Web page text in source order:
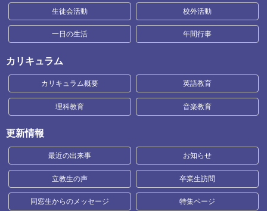
生徒会活動 校外活動
一日の生活 年間行事
カリキュラム
カリキュラム概要 英語教育
理科教育 音楽教育
更新情報
最近の出来事 お知らせ
立教生の声 卒業生訪問
同窓生からのメッセージ 特集ページ